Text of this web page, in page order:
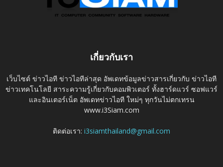
เกี่ยวกับเรา
เว็บไซต์ ข่าวไอที ข่าวไอทีล่าสุด อัพเดทข้อมูลข่าวสารเกี่ยวกับ ข่าวไอที
ข่าวเทคโนโลยี สาระความรู้เกี่ยวกับคอมพิวเตอร์ ทั้งฮาร์ดแวร์ ซอฟแวร์
และอินเตอร์เน็ต อัพเดทข่าวไอที ใหม่ๆ ทุกวันไม่ตกเทรน
www.i3Siam.com
ติดต่อเรา: i3siamthailand@gmail.com